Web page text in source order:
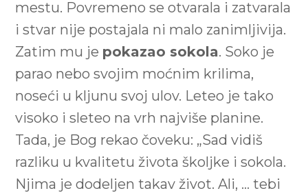
mestu. Povremeno se otvarala i zatvarala
i stvar nije postajala ni malo zanimljivija.
Zatim mu je pokazao sokola. Soko je
parao nebo svojim moćnim krilima,
noseći u kljunu svoj ulov. Leteo je tako
visoko i sleteo na vrh najviše planine.
Tada, je Bog rekao čoveku: „Sad vidiš
razliku u kvalitetu života školjke i sokola.
Njima je dodeljen takav život. Ali, … tebi